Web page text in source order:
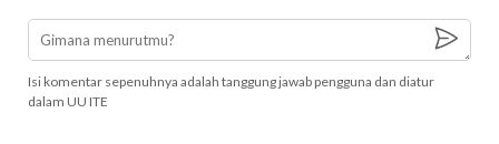
Isi komentar sepenuhnya adalah tanggung jawab pengguna dan diatur
dalam UU ITE